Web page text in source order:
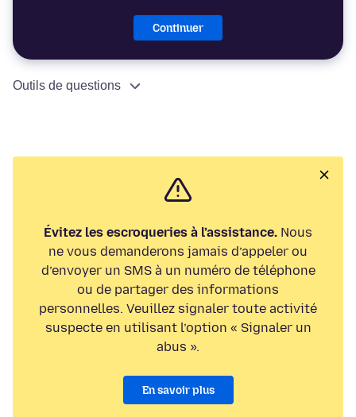
Continuer
Outils de questions
Évitez les escroqueries à l’assistance. Nous
ne vous demanderons jamais d’appeler ou
d’envoyer un SMS à un numéro de téléphone
ou de partager des informations
personnelles. Veuillez signaler toute activité
suspecte en utilisant l’option « Signaler un
abus ».
En savoir plus